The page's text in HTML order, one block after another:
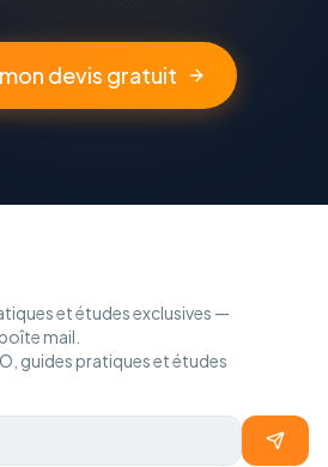
devis gratuit
et études exclusives —
mail.
guides pratiques et études